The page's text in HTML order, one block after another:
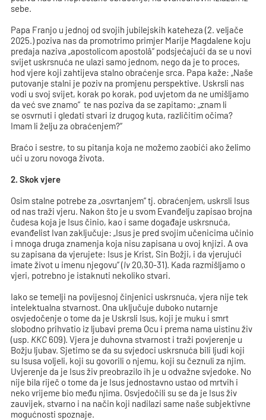
sebe.
Papa Franjo u jednoj od svojih jubilejskih kateheza (2. veljače
2025.) poziva nas da promotrimo primjer Marije Magdalene koju
predaja naziva „apostolicom apostolâ“ podsjećajući da se u novi
svijet uskrsnuća ne ulazi samo jednom, nego da je to proces,
hod vjere koji zahtijeva stalno obraćenje srca. Papa kaže: „Naše
putovanje stalni je poziv na promjenu perspektive. Uskrsli nas
vodi u svoj svijet, korak po korak, pod uvjetom da ne umišljamo
da već sve znamo“ te nas poziva da se zapitamo: „znam li
se osvrnuti i gledati stvari iz drugog kuta, različitim očima?
Imam li želju za obraćenjem?“
Braćo i sestre, to su pitanja koja ne možemo zaobići ako želimo
ući u zoru novoga života.
2. Skok vjere
Osim stalne potrebe za „osvrtanjem“ tj. obraćenjem, uskrsli Isus
od nas traži vjeru. Nakon što je u svom Evanđelju zapisao brojna
čudesa koja je Isus činio, kao i same događaje uskrsnuća,
evanđelist Ivan zaključuje: „Isus je pred svojim učenicima učinio
i mnoga druga znamenja koja nisu zapisana u ovoj knjizi. A ova
su zapisana da vjerujete: Isus je Krist, Sin Božji, i da vjerujući
imate život u imenu njegovu“ (Iv 20,30-31). Kada razmišljamo o
vjeri, potrebno je istaknuti nekoliko stvari.
Iako se temelji na povijesnoj činjenici uskrsnuća, vjera nije tek
intelektualna stvarnost. Ona uključuje duboko nutarnje
osvjedočenje o tome da je Uskrsli Isus, koji je muku i smrt
slobodno prihvatio iz ljubavi prema Ocu i prema nama uistinu živ
(usp. KKC 609). Vjera je duhovna stvarnost i traži povjerenje u
Božju ljubav. Sjetimo se da su svjedoci uskrsnuća bili ljudi koji
su Isusa voljeli, koji su govorili o njemu, koji su čeznuli za njim.
Uvjerenje da je Isus živ preobrazilo ih je u odvažne svjedoke. No
nije bila riječ o tome da je Isus jednostavno ustao od mrtvih i
neko vrijeme bio među njima. Osvjedočili su se da je Isus živ
zauvijek, stvarno i na način koji nadilazi same naše subjektivne
mogućnosti spoznaje.